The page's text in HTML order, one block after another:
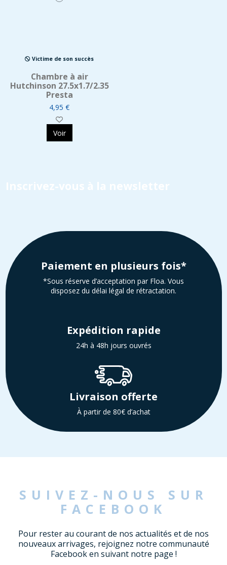
Victime de son succès
Chambre à air
Hutchinson 27.5x1.7/2.35
Presta
4,95 €
Voir
Inscrivez-vous à la newsletter
Paiement en plusieurs fois*
*Sous réserve d’acceptation par Floa. Vous
disposez du délai légal de rétractation.
Expédition rapide
24h à 48h jours ouvrés
Livraison offerte
À partir de 80€ d’achat
SUIVEZ-NOUS SUR
FACEBOOK
Pour rester au courant de nos actualités et de nos
nouveaux arrivages, rejoignez notre communauté
Facebook en suivant notre page !